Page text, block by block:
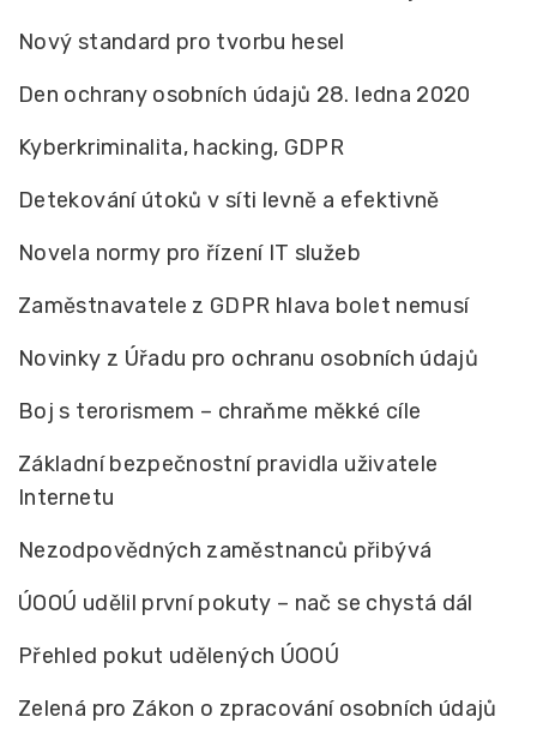
Nový standard pro tvorbu hesel
Den ochrany osobních údajů 28. ledna 2020
Kyberkriminalita, hacking, GDPR
Detekování útoků v síti levně a efektivně
Novela normy pro řízení IT služeb
Zaměstnavatele z GDPR hlava bolet nemusí
Novinky z Úřadu pro ochranu osobních údajů
Boj s terorismem – chraňme měkké cíle
Základní bezpečnostní pravidla uživatele
Internetu
Nezodpovědných zaměstnanců přibývá
ÚOOÚ udělil první pokuty – nač se chystá dál
Přehled pokut udělených ÚOOÚ
Zelená pro Zákon o zpracování osobních údajů